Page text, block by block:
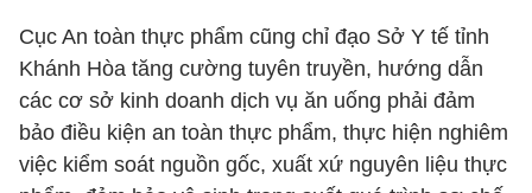
Cục An toàn thực phẩm cũng chỉ đạo Sở Y tế tỉnh
Khánh Hòa tăng cường tuyên truyền, hướng dẫn
các cơ sở kinh doanh dịch vụ ăn uống phải đảm
bảo điều kiện an toàn thực phẩm, thực hiện nghiêm
việc kiểm soát nguồn gốc, xuất xứ nguyên liệu thực